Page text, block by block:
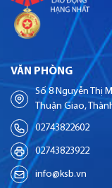
VĂN PHÒNG
Số 8 Nguyễn Thị
Thuận Giao,
02743822602
02743823922
info@ksb.vn